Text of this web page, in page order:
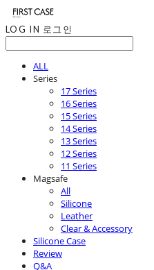
LOG IN 로그인
ALL
Series
17 Series
16 Series
15 Series
14 Series
13 Series
12 Series
11 Series
Magsafe
All
Silicone
Leather
Clear & Accessory
Silicone Case
Review
Q&A